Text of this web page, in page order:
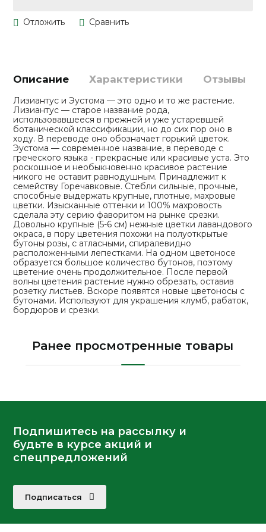
Описание Характеристики Отзывы
Лизиантус и Эустома — это одно и то же растение.
Лизиантус — старое название рода,
использовавшееся в прежней и уже устаревшей
ботанической классификации, но до сих пор оно в
ходу. В переводе оно обозначает горький цветок.
Эустома — современное название, в переводе с
греческого языка - прекрасные или красивые уста. Это
роскошное и необыкновенно красивое растение
никого не оставит равнодушным. Принадлежит к
семейству Горечавковые. Стебли сильные, прочные,
способные выдержать крупные, плотные, махровые
цветки. Изысканные оттенки и 100% махровость
сделала эту серию фаворитом на рынке срезки.
Довольно крупные (5-6 см) нежные цветки лавандового
окраса, в пору цветения похожи на полуоткрытые
бутоны розы, с атласными, спиралевидно
расположенными лепестками. На одном цветоносе
образуется большое количество бутонов, поэтому
цветение очень продолжительное. После первой
волны цветения растение нужно обрезать, оставив
розетку листьев. Вскоре появятся новые цветоносы с
бутонами. Используют для украшения клумб, рабаток,
бордюров и срезки.
Ранее просмотренные товары
Подпишитесь на рассылку и
будьте в курсе акций и
спецпредложений
Подписаться